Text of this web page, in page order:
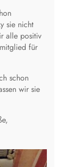
sie nicht
alle positiv
für
schon
wir sie